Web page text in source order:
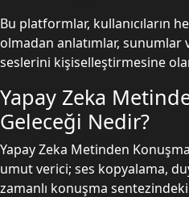
Bu platformlar, kullanıcıların
olmadan anlatımlar, sunumlar
seslerini kişiselleştirmesine
Yapay Zeka
Geleceği Nedir?
Yapay Zeka Metinden
umut verici; ses kopyalama,
zamanlı konuşma